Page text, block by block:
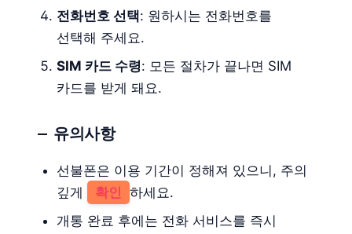
전화번호 선택: 원하시는 전화번호를
선택해 주세요.
SIM 카드 수령: 모든 절차가 끝나면 SIM
카드를 받게 돼요.
유의사항
선불폰은 이용 기간이 정해져 있으니, 주의
깊게
확인 하세요.
개통 완료 후에는 전화 서비스를 즉시